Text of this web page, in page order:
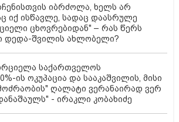
იბრძოლა, ხელს არ
იქ ისწავლე, სადაც დაასრულე
ცხოვრებიდან" – რას წერს
დედა-შვილის ახლობელი?
საქართველოს
ის ოკუპაცია და სააკაშვილის, მისი
ღალატი ვერანაირად ვერ
- ირაკლი კობახიძე